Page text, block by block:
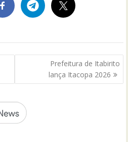
Prefeitura de Itabirito
lança Itacopa 2026